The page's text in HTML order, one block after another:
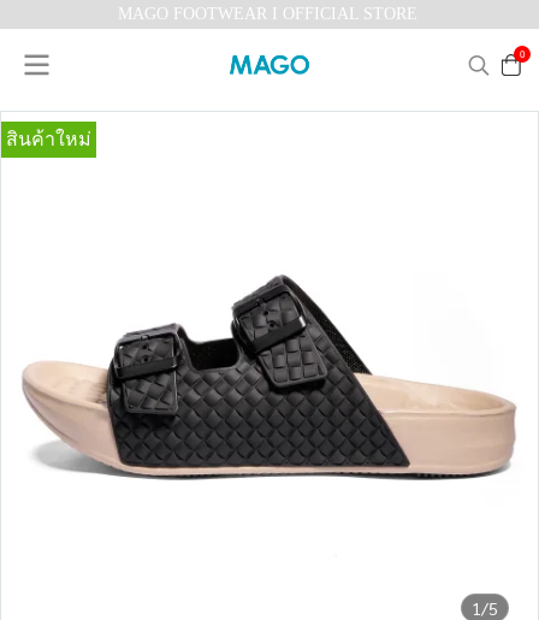
MAGO FOOTWEAR I OFFICIAL STORE
0
1/5
สินค้าใหม่